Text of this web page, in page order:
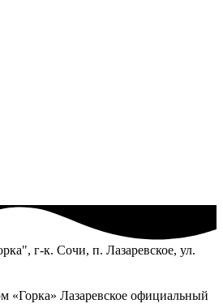
г-к. Сочи, п. Лазаревское, ул.
«Горка» Лазаревское официальный